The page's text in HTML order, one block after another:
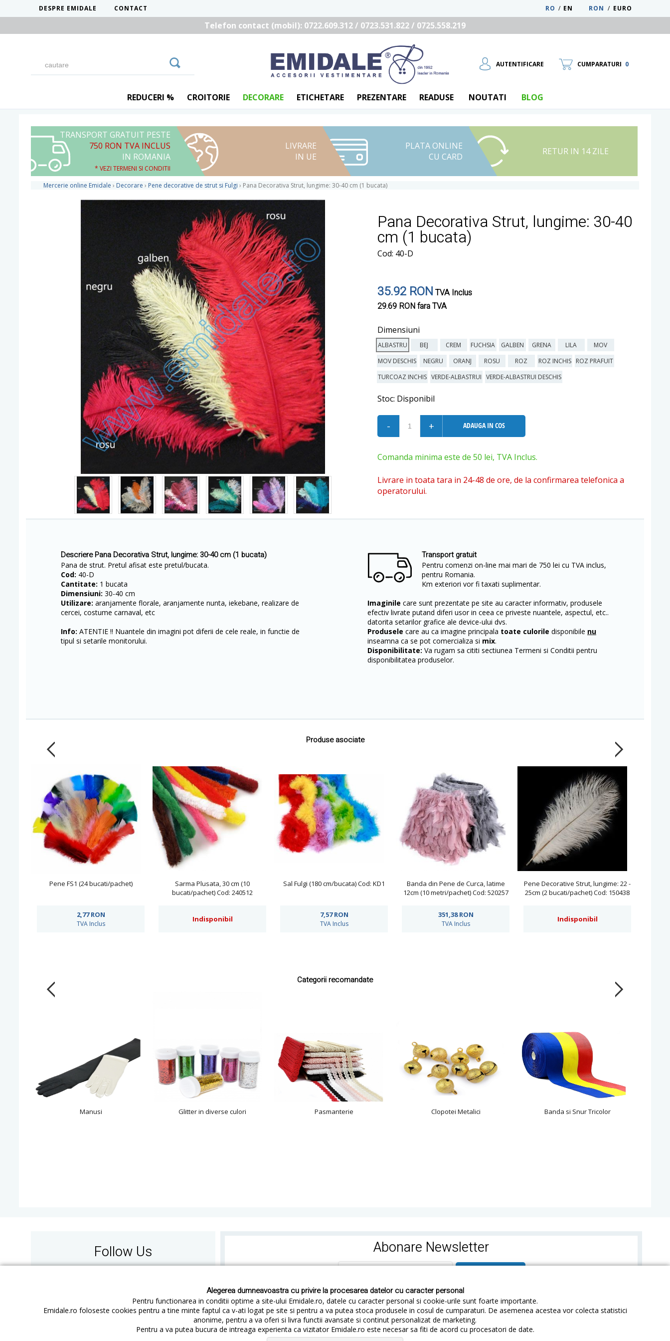
Alegerea dumneavoastra cu privire la procesarea datelor cu caracter personal
Pentru functionarea in conditii optime a site-ului Emidale.ro, datele cu caracter personal si cookie-urile sunt foarte importante.
Emidale.ro foloseste cookies pentru a tine minte faptul ca v-ati logat pe site si pentru a va putea stoca produsele in cosul de cumparaturi. De asemenea acestea vor colecta statistici
anonime, pentru a va oferi si livra functii avansate si continut personalizat de marketing.
Pentru a va putea bucura de intreaga experienta ca vizitator Emidale.ro este necesar sa fiti de acord cu procesatori de date.
DESPRE EMIDALE CONTACT RON / EURO
EN
/
RO
Telefon contact (mobil): 0722.609.312 / 0723.531.822 / 0725.558.219
AUTENTIFICARE
UTILIZATOR NOU
RECUPEREAZA PAROLA
CUMPARATURI 0
REDUCERI % CROITORIE DECORARE ETICHETARE PREZENTARE READUSE NOUTATI BLOG
TRANSPORT GRATUIT PESTE
750 RON TVA INCLUS
IN ROMANIA
* VEZI TERMENI SI CONDITII
LIVRARE
IN UE
PLATA ONLINE
CU CARD
RETUR IN 14 ZILE
Mercerie online Emidale › Decorare › Pene decorative de strut si Fulgi › Pana Decorativa Strut, lungime: 30-40 cm (1 bucata)
Pana Decorativa Strut, lungime: 30-40
cm (1 bucata)
Cod: 40-D
35.92 RON TVA Inclus
29.69 RONfara TVA
Dimensiuni
ALBASTRU BEJ CREM FUCHSIA GALBEN GRENA LILA
MOV
MOV DESCHIS
NEGRU ORANJ ROSU ROZ ROZ INCHIS
ROZ PRAFUIT
TURCOAZ INCHIS VERDE-ALBASTRUI VERDE-ALBASTRUI DESCHIS
Stoc: Disponibil
- + ADAUGA IN COS
Comanda minima este de 50 lei, TVA Inclus.
Livrare in toata tara in 24-48 de ore, de la confirmarea telefonica a
operatorului.
Descriere Pana Decorativa Strut, lungime: 30-40 cm (1 bucata)
Pana de strut. Pretul afisat este pretul/bucata.
Cod: 40-D
Cantitate: 1 bucata
Dimensiuni: 30-40 cm
Utilizare: aranjamente florale, aranjamente nunta, iekebane, realizare de
cercei, costume carnaval, etc
Info: ATENTIE !! Nuantele din imagini pot diferii de cele reale, in functie de
tipul si setarile monitorului.
Transport gratuit
Pentru comenzi on-line mai mari de 750 lei cu TVA inclus,
pentru Romania.
Km exteriori vor fi taxati suplimentar.
Imaginile care sunt prezentate pe site au caracter informativ, produsele
efectiv livrate putand diferi usor in ceea ce priveste nuantele, aspectul, etc..
datorita setarilor grafice ale device-ului dvs.
Produsele care au ca imagine principala toate culorile disponibile nu
inseamna ca se pot comercializa si mix.
Disponibilitate: Va rugam sa cititi sectiunea Termeni si Conditii pentru
disponibilitatea produselor.
Produse asociate
Pene FS1 (24 bucati/pachet)
2,77RON
TVA Inclus
Sarma Plusata, 30 cm (10
bucati/pachet) Cod: 240512
Indisponibil
Sal Fulgi (180 cm/bucata) Cod: KD1
7,57RON
TVA Inclus
Banda din Pene de Curca, latime
12cm (10 metri/pachet) Cod: 520257
351,38RON
TVA Inclus
Pene Decorative Strut, lungime: 22 -
25cm (2 bucati/pachet) Cod: 150438
Indisponibil
Categorii recomandate
Manusi Glitter in diverse culori Pasmanterie Clopotei Metalici Banda si Snur Tricolor
Follow Us Abonare Newsletter
Cum cumperi Cum platesc Cum livram Cum returnezi Termeni si Conditii Confidentialitate Sitemap